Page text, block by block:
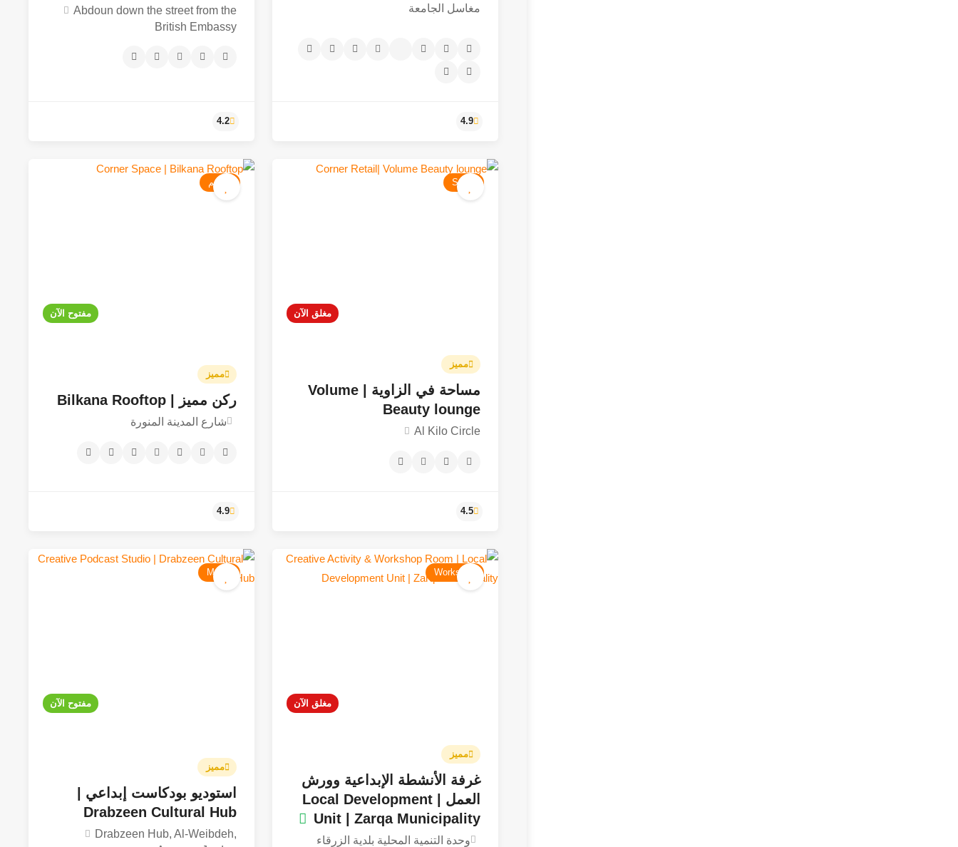
مغاسل الجامعة
Abdoun down the street from the
British Embassy
مغلق الآن
Salon
مميز
مساحة في الزاوية | Volume
Beauty lounge
Al Kilo Circle
مفتوح الآن
مطعم
مميز
ركن مميز | Bilkana Rooftop
شارع المدينة المنورة
مغلق الآن
Workshop
مميز
غرفة الأنشطة الإبداعية وورش
العمل | Local Development
Unit | Zarqa Municipality
وحدة التنمية المحلية بلدية الزرقاء
مفتوح الآن
Music
مميز
استوديو بودكاست إبداعي |
Drabzeen Cultural Hub
Drabzeen Hub, Al-Weibdeh,